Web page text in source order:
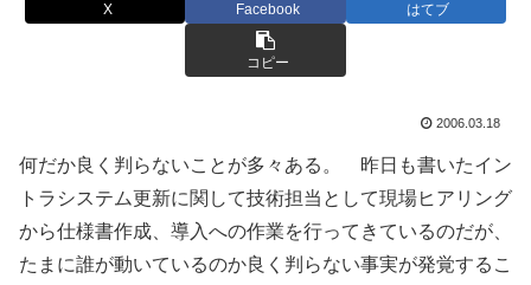
X Facebook はてブ
コピー
2006.03.18
何だか良く判らないことが多々ある。 昨日も書いたイン
トラシステム更新に関して技術担当として現場ヒアリング
から仕様書作成、導入への作業を行ってきているのだが、
たまに誰が動いているのか良く判らない事実が発覚するこ